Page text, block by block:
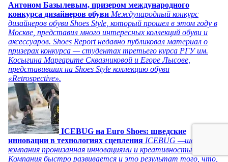
Антоном Базылевым, призером международного
конкурса дизайнеров обуви Международный конкурс
дизайнеров обуви Shoes Style, который прошел в этом году в
Москве, представил много интересных коллекций обуви и
аксессуаров. Shoes Report недавно публиковал материал о
призерах конкурса — студентах третьего курса РГУ им.
Косыгина Маргарите Сквазниковой и Егоре Лысове,
представивших на Shoes Style коллекцию обуви
«Retrospective».
ICEBUG на Euro Shoes: шведские
инновации в технологиях сцепления ICEBUG —шведская
компания пронизанная инновациями и креативностью.
Компания быстро развивается и это результат того, что,